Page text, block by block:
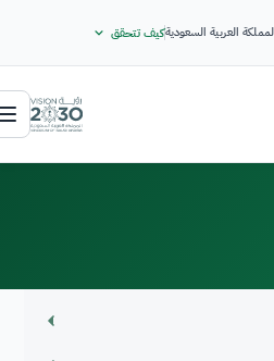
العربية السعوديةكيف تتحقق